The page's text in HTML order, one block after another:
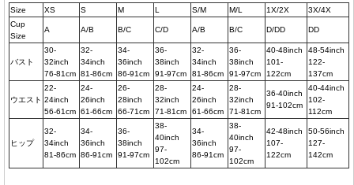
Size XS S M L S/M M/L 1X/2X
3X/4X
Cup
Size
A A/B B/C C/D A/B B/C D/DD DD
バスト
30-
32inch
76-81cm
32-
34inch
81-86cm
34-
36inch
86-91cm
36-
38inch
91-97cm
32-
34inch
81-86cm
36-
38inch
91-97cm
40-48inch
101-
122cm
48-54inch
122-
137cm
ウエスト
22-
24inch
56-61cm
24-
26inch
61-66cm
26-
28inch
66-71cm
28-
32inch
71-81cm
24-
26inch
61-66cm
28-
32inch
71-81cm
36-40inch
91-102cm
40-44inch
102-
112cm
ヒップ
32-
34inch
81-86cm
34-
36inch
86-91cm
36-
38inch
91-97cm
38-
40inch
97-
102cm
34-
36inch
86-91cm
38-
40inch
97-
102cm
42-48inch
107-
122cm
50-56inch
127-
142cm